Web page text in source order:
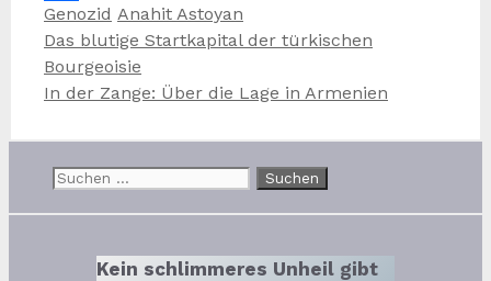
Teilen
Kategorien
Genozid Schlagwörter
Anahit Astoyan
Das blutige Startkapital der türkischen
Bourgeoisie
In der Zange: Über die Lage in Armenien
Suchen
Kein schlimmeres Unheil gibt